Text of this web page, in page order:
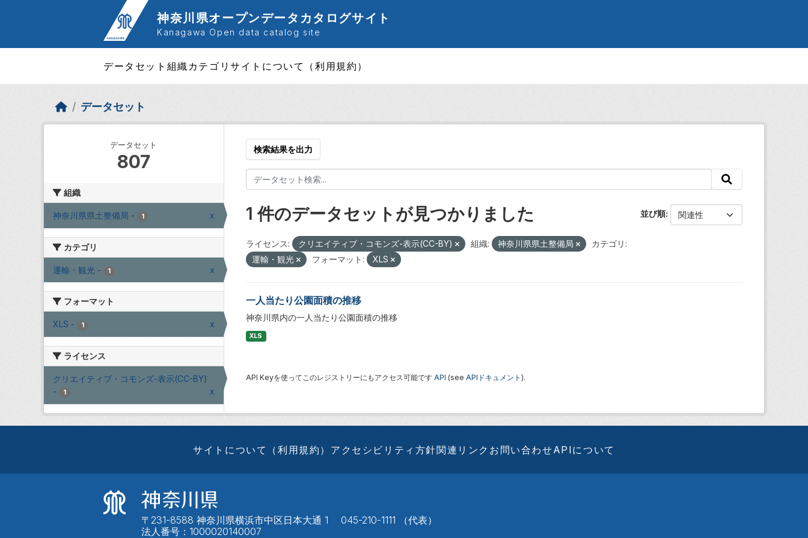
神奈川県オープンデータカタログサイト
Kanagawa Open data catalog site
データセット 組織 カテゴリサイトについて（利用規約）
データセット
データセット
807
組織
神奈川県県土整備局 - 1 x
カテゴリ
運輸・観光 - 1 x
フォーマット
XLS - 1 x
ライセンス
クリエイティブ・コモンズ-表示(CC-BY)
-
1 x
検索結果を出力
並び順
1 件のデータセットが見つかりました
ライセンス: クリエイティブ・コモンズ-表示(CC-BY) 組織: 神奈川県県土整備局
カテゴリ:
運輸・観光
フォーマット: XLS
一人当たり公園面積の推移
神奈川県内の一人当たり公園面積の推移
XLS
API Keyを使ってこのレジストリーにもアクセス可能です API (see APIドキュメント ).
サイトについて（利用規約） アクセシビリティ方針関連リンク お問い合わせAPIについて
〒231-8588 神奈川県横浜市中区日本大通 1 045-210-1111 （代表）
法人番号：1000020140007